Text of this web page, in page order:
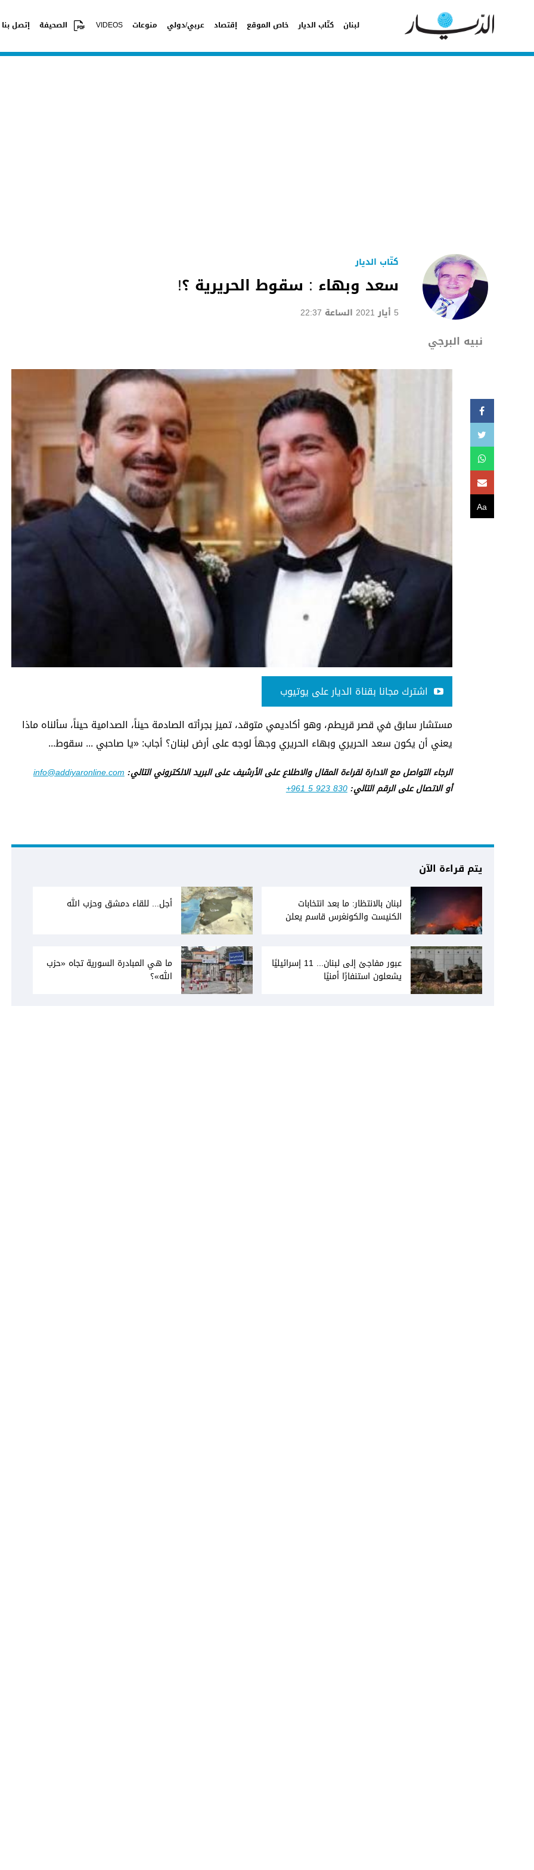
لبنان كتّاب الديار خاص الموقع إقتصاد عربي/دولي منوعات VIDEOS الصحيفة إتصل بنا
نبيه البرجي
كتّاب الديار
سعد وبهاء : سقوط الحريرية ؟!
5 أيار 2021 الساعة 22:37
Aa
اشترك مجانا بقناة الديار على يوتيوب
مستشار سابق في قصر قريطم، وهو أكاديمي متوقد، تميز بجرأته الصادمة حيناً، الصدامية حيناً، سألناه ماذا
يعني أن يكون سعد الحريري وبهاء الحريري وجهاً لوجه على أرض لبنان؟ أجاب: «يا صاحبي ... سقوط...
الرجاء التواصل مع الادارة لقراءة المقال والاطلاع على الأرشيف على البريد الالكتروني التالي:info@addiyaronline.com
أو الاتصال على الرقم التالي:+961 5 923 830
يتم قراءة الآن
لبنان بالانتظار: ما بعد انتخابات
الكنيست والكونغرس قاسم يعلن
أجل... للقاء دمشق وحزب الله
عبور مفاجئ إلى لبنان... 11 إسرائيليًا
يشعلون استنفارًا أمنيًا
ما هي المبادرة السورية تجاه «حزب
الله»؟